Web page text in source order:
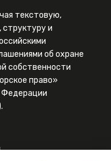
текстовую,
и
об охране
собственности
право»
Федерации